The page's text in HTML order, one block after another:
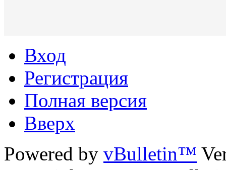
Вход
Регистрация
Полная версия
Вверх
Powered by vBulletin™